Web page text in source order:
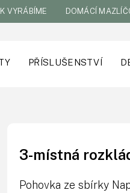
VYRÁBÍME DOMÁCÍ
PŘÍSLUŠENSTVÍ
3-místná
Pohovka ze sbírky